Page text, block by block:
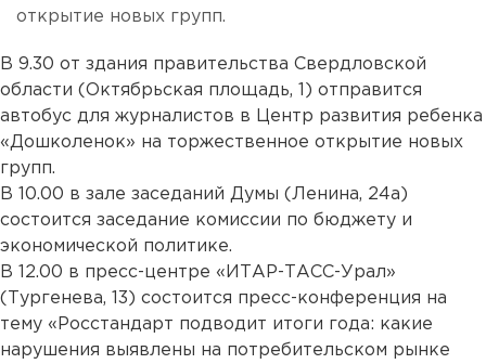
открытие новых групп.
В 9.30 от здания правительства Свердловской
области (Октябрьская площадь, 1) отправится
автобус для журналистов в Центр развития ребенка
«Дошколенок» на торжественное открытие новых
групп.
В 10.00 в зале заседаний Думы (Ленина, 24а)
состоится заседание комиссии по бюджету и
экономической политике.
В 12.00 в пресс-центре «ИТАР-ТАСС-Урал»
(Тургенева, 13) состоится пресс-конференция на
тему «Росстандарт подводит итоги года: какие
нарушения выявлены на потребительском рынке